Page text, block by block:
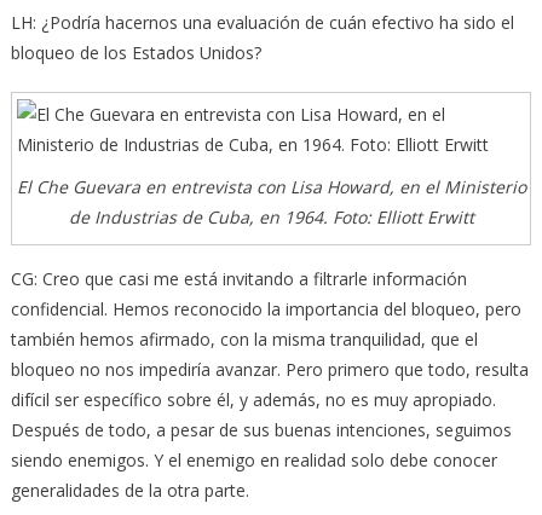
LH: ¿Podría hacernos una evaluación de cuán efectivo ha sido el
bloqueo de los Estados Unidos?
El Che Guevara en entrevista con Lisa Howard, en el Ministerio
de Industrias de Cuba, en 1964. Foto: Elliott Erwitt
CG: Creo que casi me está invitando a filtrarle información
confidencial. Hemos reconocido la importancia del bloqueo, pero
también hemos afirmado, con la misma tranquilidad, que el
bloqueo no nos impediría avanzar. Pero primero que todo, resulta
difícil ser específico sobre él, y además, no es muy apropiado.
Después de todo, a pesar de sus buenas intenciones, seguimos
siendo enemigos. Y el enemigo en realidad solo debe conocer
generalidades de la otra parte.